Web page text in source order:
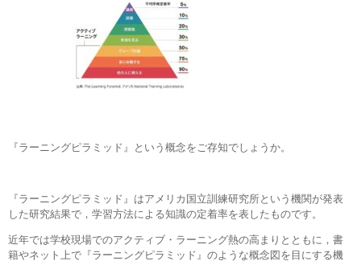
『ラーニングピラミッド』という概念をご存知でしょうか。
『ラーニングピラミッド』はアメリカ国立訓練研究所という機関が発表
した研究結果で，学習方法による知識の定着率を表したものです。
近年では学校現場でのアクティブ・ラーニング熱の高まりとともに，書
籍やネット上で『ラーニングピラミッド』のような概念図を目にする機